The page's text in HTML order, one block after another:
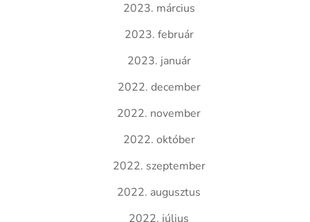
2023. március
2023. február
2023. január
2022. december
2022. november
2022. október
2022. szeptember
2022. augusztus
2022. július